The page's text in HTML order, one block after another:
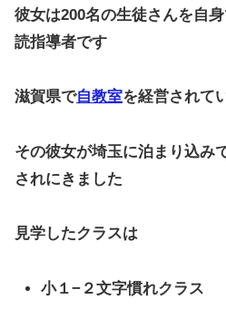
彼女は200名の生徒さんを自
読指導者です
滋賀県で自教室を経営されて
その彼女が埼玉に泊まり込み
されにきました
見学したクラスは
小１−２文字慣れクラス